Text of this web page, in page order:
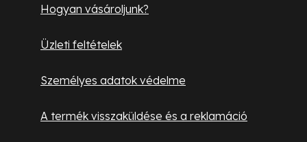
Hogyan vásároljunk?
Üzleti feltételek
Személyes adatok védelme
A termék visszaküldése és a reklamáció